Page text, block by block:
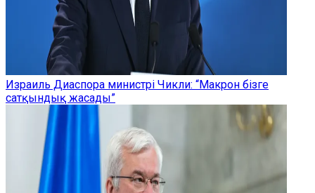
Израиль Диаспора министрі Чикли: “Макрон бізге
сатқындық жасады”